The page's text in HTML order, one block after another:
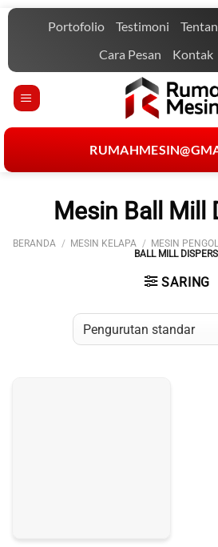
Skip
Portofolio Testimoni
Cara Pesan
Kontak
Mesin Ball Mill
BERANDA / MESIN KELAPA / MESIN
BALL MILL
SARING